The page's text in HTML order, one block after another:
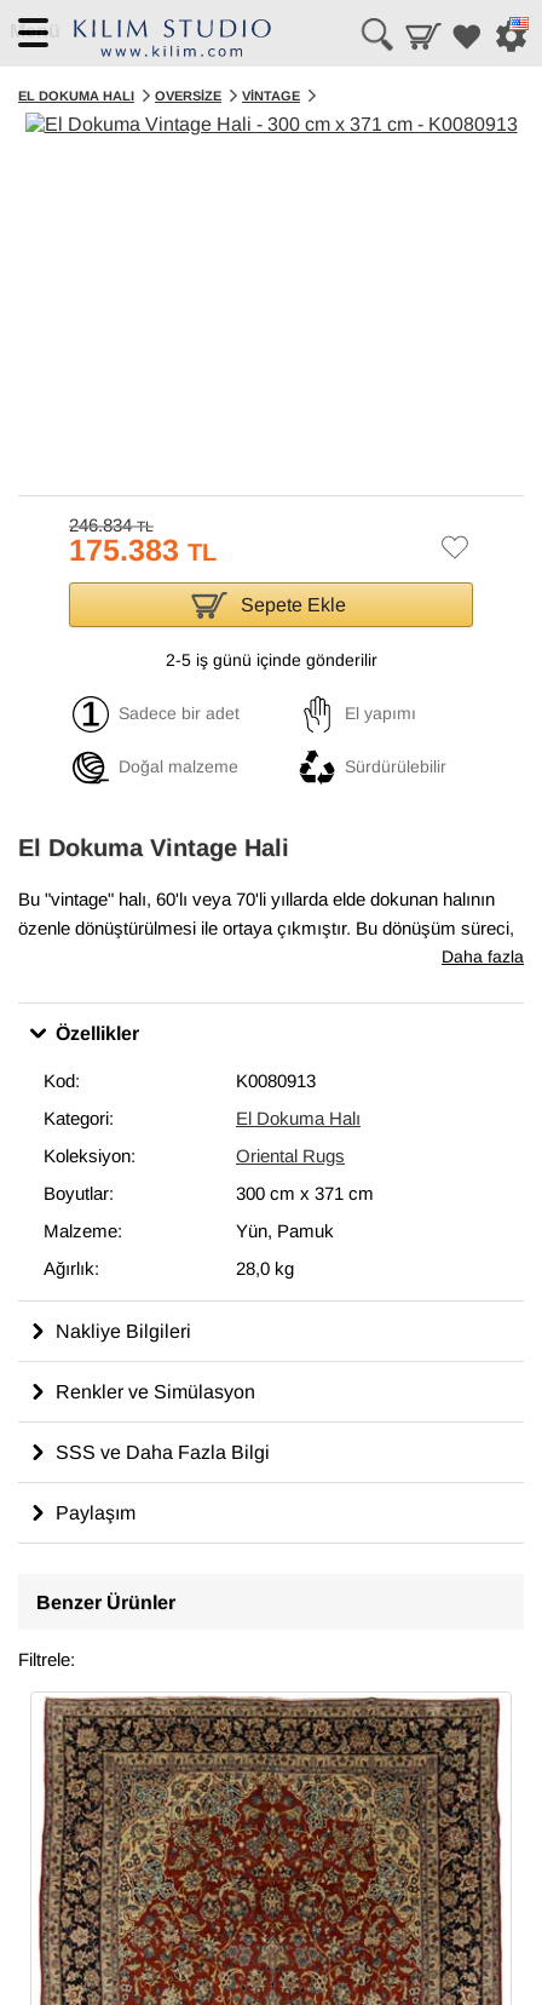
Menü
EL DOKUMA HALI OVERSIZE VINTAGE
246.834TL
175.383 TL
Sepete Ekle
2-5 iş günü içinde gönderilir
Sadece bir adet El yapımı
Doğal malzeme Sürdürülebilir
El Dokuma Vintage Hali
Bu "vintage" halı, 60'lı veya 70'li yıllarda elde dokunan halının
özenle dönüştürülmesi ile ortaya çıkmıştır. Bu dönüşüm süreci,
geleneksel yöntemlerle dokunan el halılarının en iyi durumda
yapılarak satışa sunulur. Bu muhteşem dönüşüm, modern
dekoru tamamlayan eşsiz görünüme sahip halılar ortaya
300 cm x 371 cm
ölçülerinde olan bu halı, pamuk üzerine yün
iplik ile dokunmuştur.
Daha fazla
Özellikler
Kod:
K0080913
Kategori:
El Dokuma Halı
Koleksiyon:
Oriental Rugs
Boyutlar:
300 cm x 371 cm
Malzeme:
Yün, Pamuk
Ağırlık:
28,0 kg
Nakliye Bilgileri
Renkler ve Simülasyon
SSS ve Daha Fazla Bilgi
Paylaşım
Benzer Ürünler
Filtrele: